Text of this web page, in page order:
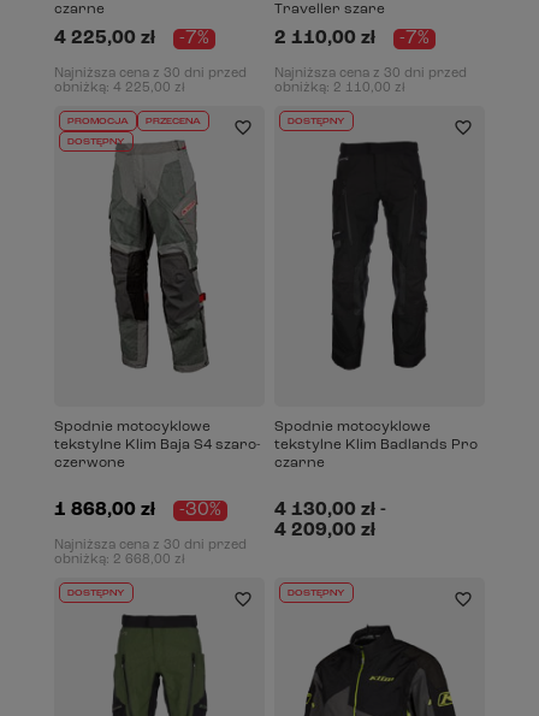
czarne
4 225,00 zł -7%
Najniższa cena z 30 dni przed
obniżką: 4 225,00 zł
Traveller szare
2 110,00 zł -7%
Najniższa cena z 30 dni przed
obniżką: 2 110,00 zł
PROMOCJA PRZECENA
DOSTĘPNY
Spodnie motocyklowe
tekstylne Klim Baja S4 szaro-
czerwone
1 868,00 zł -30%
Najniższa cena z 30 dni przed
obniżką: 2 668,00 zł
DOSTĘPNY
Spodnie motocyklowe
tekstylne Klim Badlands Pro
czarne
4 130,00 zł-
4 209,00 zł
DOSTĘPNY DOSTĘPNY